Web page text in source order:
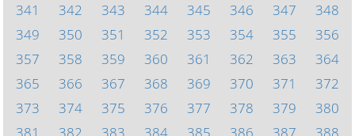
341
342 343 344 345 346 347
348
349
350 351 352 353 354 355
356
357
358 359 360 361 362 363
364
365
366 367 368 369 370 371
372
373
374 375 376 377 378 379
380